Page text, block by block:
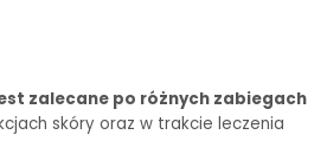
zalecane po różnych zabiegach
skóry oraz w trakcie leczenia